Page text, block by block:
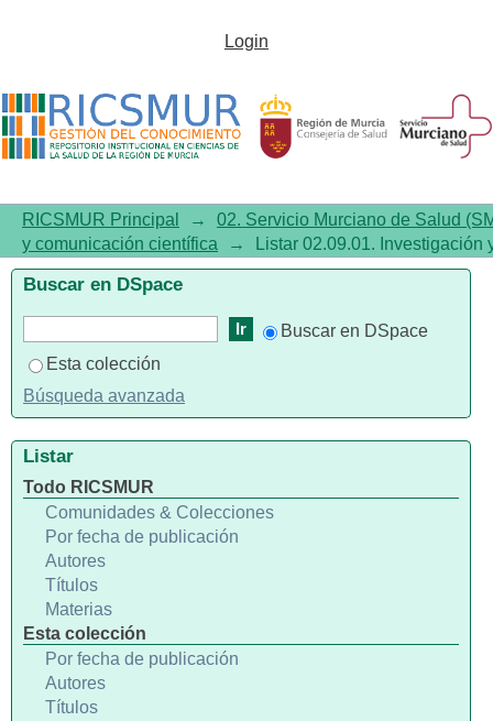
Listar02.09.01. Investigación y
tema "Hypertension/diagnosis"
Login
RICSMUR Principal →
02. Servicio Murciano de Salud
y comunicación científica
→ Listar 02.09.01.
Buscar en DSpace
Buscar en DSpace
Esta colección
Búsqueda avanzada
Listar
Todo RICSMUR
Comunidades & Colecciones
Por fecha de publicación
Autores
Títulos
Materias
Esta colección
Por fecha de publicación
Autores
Títulos